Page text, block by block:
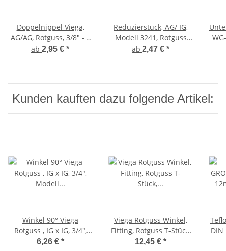
Doppelnippel Viega,
AG/AG, Rotguss, 3/8" - 1
1/2" mit Mehrkant,
ab 2,95 € *
Reduzierstück, AG/ IG,
Modell 3241, Rotguss
3/8" - 1 1/2",
ab 2,47 € *
Kunden kauften dazu folgende Artikel:
Winkel 90° Viega
Rotguss , IG x IG, 3/4",
Modell 3090,
6,26 € *
Viega Rotguss Winkel,
Fitting, Rotguss T-Stück,
1" IG/IG/IG, Modell 3130
12,45 € *
DIN